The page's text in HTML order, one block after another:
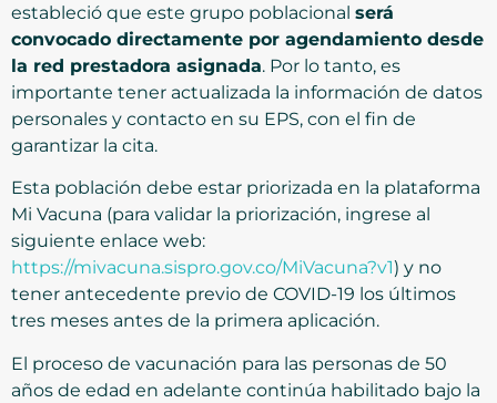
estableció que este grupo poblacional será
convocado directamente por agendamiento desde
la red prestadora asignada. Por lo tanto, es
importante tener actualizada la información de datos
personales y contacto en su EPS, con el fin de
garantizar la cita.
Esta población debe estar priorizada en la plataforma
Mi Vacuna (para validar la priorización, ingrese al
siguiente enlace web:
https://mivacuna.sispro.gov.co/MiVacuna?v1) y no
tener antecedente previo de COVID-19 los últimos
tres meses antes de la primera aplicación.
El proceso de vacunación para las personas de 50
años de edad en adelante continúa habilitado bajo la